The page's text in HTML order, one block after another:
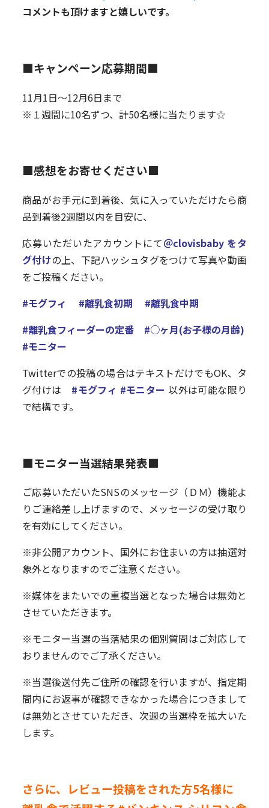
コメントも頂けますと嬉しいです。
■キャンペーン応募期間■
11月1日～12月6日まで
※１週間に10名ずつ、計50名様に当たります☆
■感想をお寄せください■
商品がお手元に到着後、気に入っていただけたら商
品到着後2週間以内を目安に、
応募いただいたアカウントにて＠clovisbaby をタ
グ付けの上、下記ハッシュタグをつけて写真や動画
をご投稿ください。
#モグフィ #離乳食初期 #離乳食中期
#離乳食フィーダーの定番 #○ヶ月(お子様の月齢)
#モニター
Twitterでの投稿の場合はテキストだけでもOK、タ
グ付けは #モグフィ #モニター 以外は可能な限り
で結構です。
■モニター当選結果発表■
ご応募いただいたSNSのメッセージ（ＤＭ）機能よ
りご連絡差し上げますので、メッセージの受け取り
を有効にしてください。
※非公開アカウント、国外にお住まいの方は抽選対
象外となりますのでご注意ください。
※媒体をまたいでの重複当選となった場合は無効と
させていただきます。
※モニター当選の当落結果の個別質問はご対応して
おりませんのでご了承ください。
※当選後送付先ご住所の確認を行いますが、指定期
間内にお返事が確認できなかった場合につきまして
は無効とさせていただき、次週の当選枠を拡大いた
します。
さらに、レビュー投稿をされた方5名様に